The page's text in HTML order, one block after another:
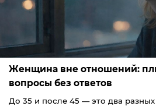
Женщина вне отношений:
вопросы без ответов
До 35 и после 45 — это два